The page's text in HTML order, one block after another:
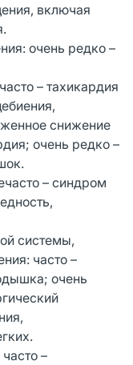
включая
очень редко –
– тахикардия
снижение
очень редко –
– синдром
системы,
часто –
очень
–